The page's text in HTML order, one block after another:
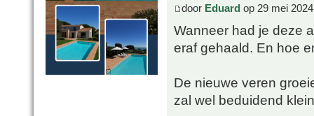
door Eduard op 29 mei
Wanneer had je deze
eraf gehaald. En hoe
De nieuwe veren
zal wel beduidend